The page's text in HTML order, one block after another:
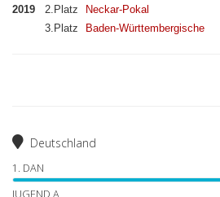
2019 2.Platz Neckar-Pokal
3.Platz
Baden-Württembergische
Deutschland
1. DAN
JUGEND A